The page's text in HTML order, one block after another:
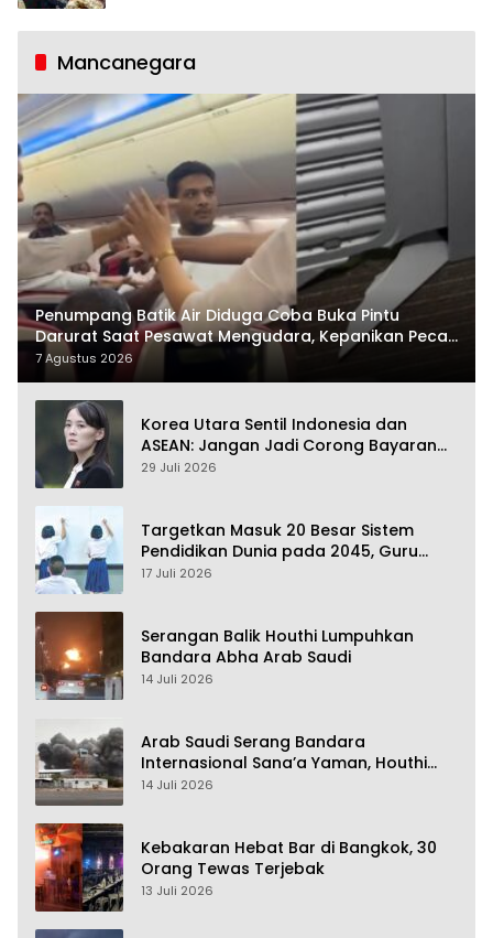
Mancanegara
Penumpang Batik Air Diduga Coba Buka Pintu
Darurat Saat Pesawat Mengudara, Kepanikan Pecah
di Dalam Kabin
7 Agustus 2026
Korea Utara Sentil Indonesia dan
ASEAN: Jangan Jadi Corong Bayaran
Amerika Serikat
29 Juli 2026
Targetkan Masuk 20 Besar Sistem
Pendidikan Dunia pada 2045, Guru
Dapat Tunjangan hingga 100 Persen
17 Juli 2026
Serangan Balik Houthi Lumpuhkan
Bandara Abha Arab Saudi
14 Juli 2026
Arab Saudi Serang Bandara
Internasional Sana’a Yaman, Houthi
Siap Serang Balik
14 Juli 2026
Kebakaran Hebat Bar di Bangkok, 30
Orang Tewas Terjebak
13 Juli 2026